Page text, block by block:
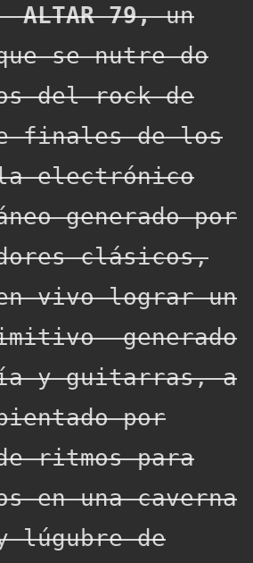
79,un
se nutre do
del rock de
finales de los
electrónico
generado por
clásicos,
vivo lograr un
generado
y guitarras, a
por
ritmos para
en una caverna
lúgubre de